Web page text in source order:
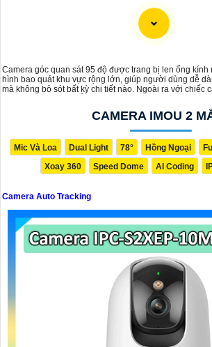
Camera Auto Tracking giá rẻ chính hãng đến
tiếng tích hợp nhiều tính năng thông minh như
hiện sự chuyển động đột ngột, gửi tin nhắn
đêm khi phát hiện và ghi hình vào thẻ nhớ, ...
Camera góc quan sát 95 độ được trang bị len ống kính
hình bao quát khu vực rộng lớn, giúp người dùng dễ
mà không bỏ sót bất kỳ chi tiết nào. Ngoài ra với chiếc
CAMERA IMOU 2
Mic Và Loa Dual Light 78° Hồng Ngoại
Xoay 360
Speed Dome AI Coding
Camera Auto Tracking